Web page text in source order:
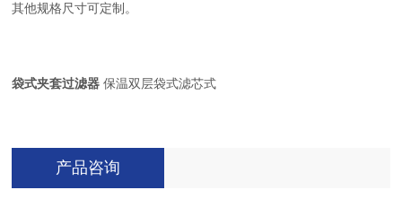
其他规格尺寸可定制。
袋式夹套过滤器 保温双层袋式滤芯式
产品咨询